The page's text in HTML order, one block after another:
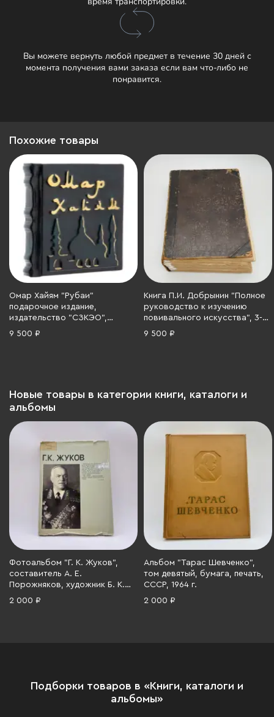
Вы можете вернуть любой предмет в течение 30 дней с
момента получения вами заказа если вам что-либо не
понравится.
Похожие товары
Омар Хайям "Рубаи"
подарочное издание,
издательство "СЗКЭО",
авторская ручная работа,
9 500 ₽
Книга П.И. Добрынин "Полное
руководство к изучению
повивального искусства", 3-е
изд. (436 рисунка в тексте),
9 500 ₽
Новые товары в категории книги, каталоги и
альбомы
Фотоальбом "Г. К. Жуков",
составитель А. Е.
Порожняков, художник Б. К.
Ушацкий, Издательство
2 000 ₽
Альбом "Тарас Шевченко",
том девятый, бумага, печать,
СССР, 1964 г.
2 000 ₽
Подборки товаров в «Книги, каталоги и
альбомы»